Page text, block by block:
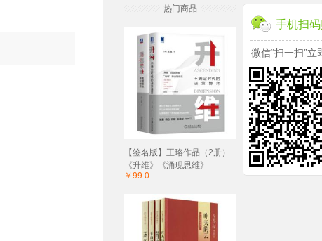
热门商品
【签名版】王珞作品（2册）
《升维》《涌现思维》
￥99.0
手机扫
微信“扫一扫”立